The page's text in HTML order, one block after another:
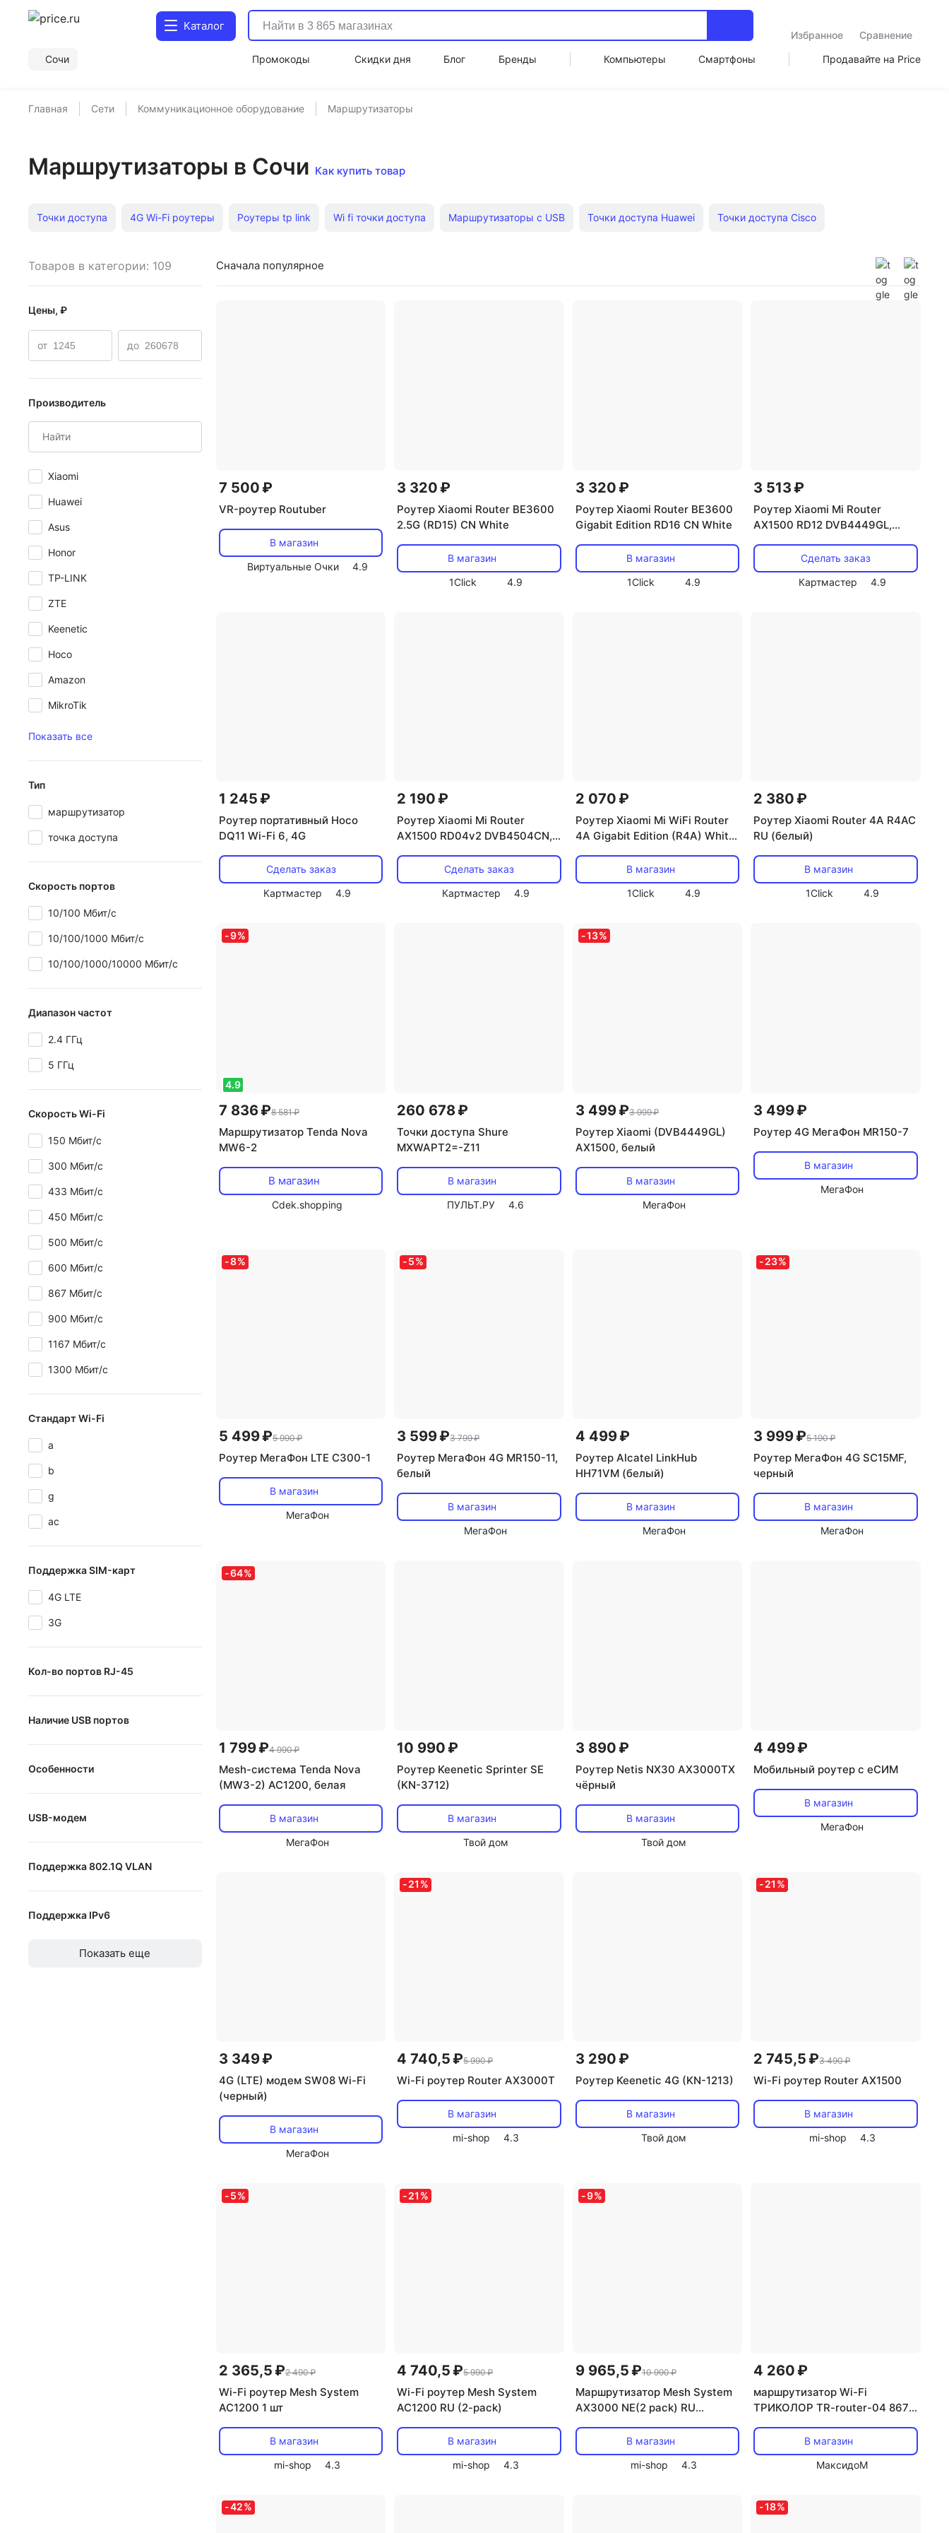
Каталог
Избранное
Сравнение
Сочи
Промокоды Скидки дня Блог Бренды Компьютеры Смартфоны Продавайте на Price
Главная Сети Коммуникационное оборудование Маршрутизаторы
Маршрутизаторы в Сочи Как купить товар
Точки доступа 4G Wi-Fi роутеры Роутеры tp link Wi fi точки доступа Маршрутизаторы с USB Точки доступа Huawei Точки доступа Cisco
Wi fi роутеры Asus Wi fi роутеры Huawei Точки доступа HP Wi fi точки доступа TP-LINK Точки доступа Extreme
Товаров в категории: 109
Цены, ₽
от до
Производитель
Xiaomi
Huawei
Asus
Honor
TP-LINK
ZTE
Keenetic
Hoco
Amazon
MikroTik
Показать все
Тип
маршрутизатор
точка доступа
Скорость портов
10/100 Мбит/с
10/100/1000 Мбит/с
10/100/1000/10000 Мбит/с
Диапазон частот
2.4 ГГц
5 ГГц
Скорость Wi-Fi
150 Мбит/с
300 Мбит/с
433 Мбит/с
450 Мбит/с
500 Мбит/с
600 Мбит/с
867 Мбит/с
900 Мбит/с
1167 Мбит/с
1300 Мбит/с
Стандарт Wi-Fi
a
b
g
ac
Поддержка SIM-карт
4G LTE
3G
Кол-во портов RJ-45
Наличие USB портов
Наличие USB портов
Особенности
поддержка DLNA
FTP-сервер
torrent-клиент
принт-сервер
USB-модем
USB-модем
Поддержка 802.1Q VLAN
Поддержка 802.1Q VLAN
Поддержка IPv6
Показать еще
Сначала популярное
7 500 ₽
VR-роутер Routuber
В магазин
Виртуальные Очки
4.9
3 320 ₽
Роутер Xiaomi Router BE3600
2.5G (RD15) CN White
В магазин
1Click
4.9
3 320 ₽
Роутер Xiaomi Router BE3600
Gigabit Edition RD16 CN White
В магазин
1Click
4.9
3 513 ₽
Роутер Xiaomi Mi Router
AX1500 RD12 DVB4449GL,
Сделать заказ
Картмастер
4.9
1 245 ₽
Роутер портативный Hoco
DQ11 Wi-Fi 6, 4G
Сделать заказ
Картмастер
4.9
2 190 ₽
Роутер Xiaomi Mi Router
AX1500 RD04v2 DVB4504CN,
Сделать заказ
Картмастер
4.9
2 070 ₽
Роутер Xiaomi Mi WiFi Router
4A Gigabit Edition (R4A) White
В магазин
1Click
4.9
2 380 ₽
Роутер Xiaomi Router 4A R4AC
RU (белый)
В магазин
1Click
4.9
-9%
4.9
7 836 ₽8 581 ₽
Маршрутизатор Tenda Nova
MW6-2
В магазин
Cdek.shopping
260 678 ₽
Точки доступа Shure
MXWAPT2=-Z11
В магазин
ПУЛЬТ.РУ
4.6
-13%
3 499 ₽3 999 ₽
Роутер Xiaomi (DVB4449GL)
AX1500, белый
В магазин
МегаФон
3 499 ₽
Роутер 4G МегаФон MR150-7
В магазин
МегаФон
-8%
5 499 ₽5 990 ₽
Роутер МегаФон LTE C300-1
В магазин
МегаФон
-5%
3 599 ₽3 799 ₽
Роутер МегаФон 4G MR150-11,
белый
В магазин
МегаФон
4 499 ₽
Роутер Alcatel LinkHub
HH71VM (белый)
В магазин
МегаФон
-23%
3 999 ₽5 190 ₽
Роутер МегаФон 4G SC15MF,
черный
В магазин
МегаФон
-64%
1 799 ₽4 990 ₽
Mesh-система Tenda Nova
(MW3-2) AC1200, белая
В магазин
МегаФон
10 990 ₽
Роутер Keenetic Sprinter SE
(KN-3712)
В магазин
Твой дом
3 890 ₽
Роутер Netis NX30 AX3000TX
чёрный
В магазин
Твой дом
4 499 ₽
Мобильный роутер с еСИМ
В магазин
МегаФон
3 349 ₽
4G (LTE) модем SW08 Wi-Fi
(черный)
В магазин
МегаФон
-21 %
4 740,5 ₽5 990 ₽
Wi-Fi роутер Router AX3000T
В магазин
mi-shop
4.3
3 290 ₽
Роутер Keenetic 4G (KN-1213)
В магазин
Твой дом
-21 %
2 745,5 ₽3 490 ₽
Wi-Fi роутер Router AX1500
В магазин
mi-shop
4.3
-5%
2 365,5 ₽2 490 ₽
Wi-Fi роутер Mesh System
AC1200 1 шт
В магазин
mi-shop
4.3
-21 %
4 740,5 ₽5 990 ₽
Wi-Fi роутер Mesh System
AC1200 RU (2-pack)
В магазин
mi-shop
4.3
-9%
9 965,5 ₽10 990 ₽
Маршрутизатор Mesh System
AX3000 NE(2 pack) RU
В магазин
mi-shop
4.3
4 260 ₽
маршрутизатор Wi-Fi
ТРИКОЛОР TR-router-04 867
В магазин
МаксидоМ
-42% -18%